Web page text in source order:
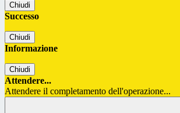
Chiudi
Successo
Chiudi
Informazione
Chiudi
Attendere...
Attendere il completamento dell'operazione...